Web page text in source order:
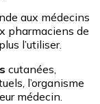
aux médecins
pharmaciens de
l’utiliser.
cutanées,
l’organisme
médecin.